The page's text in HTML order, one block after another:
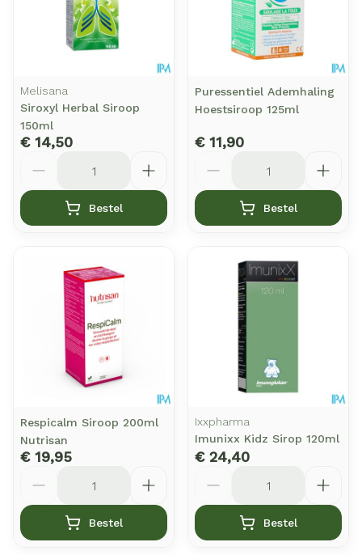
Melisana
Siroxyl Herbal Siroop
150ml
€ 14,50
Bestel
Puressentiel Ademhaling
Hoestsiroop 125ml
€ 11,90
Bestel
Respicalm Siroop 200ml
Nutrisan
€ 19,95
Bestel
Ixxpharma
Imunixx Kidz Sirop 120ml
€ 24,40
Bestel